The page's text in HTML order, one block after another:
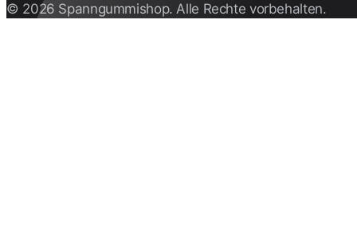
© 2026 Spanngummishop. Alle Rechte vorbehalten.